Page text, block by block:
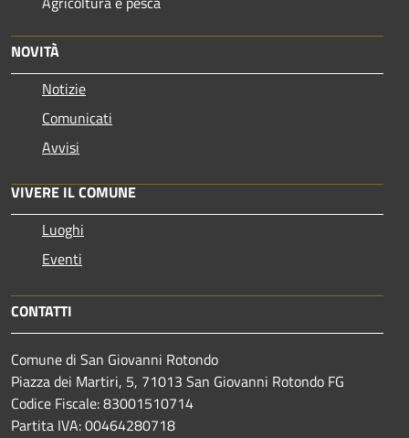
NOVITÀ
Notizie
Comunicati
Avvisi
VIVERE IL COMUNE
Luoghi
Eventi
CONTATTI
Comune di San Giovanni Rotondo
Piazza dei Martiri, 5, 71013 San Giovanni Rotondo FG
Codice Fiscale: 83001510714
Partita IVA: 00464280718